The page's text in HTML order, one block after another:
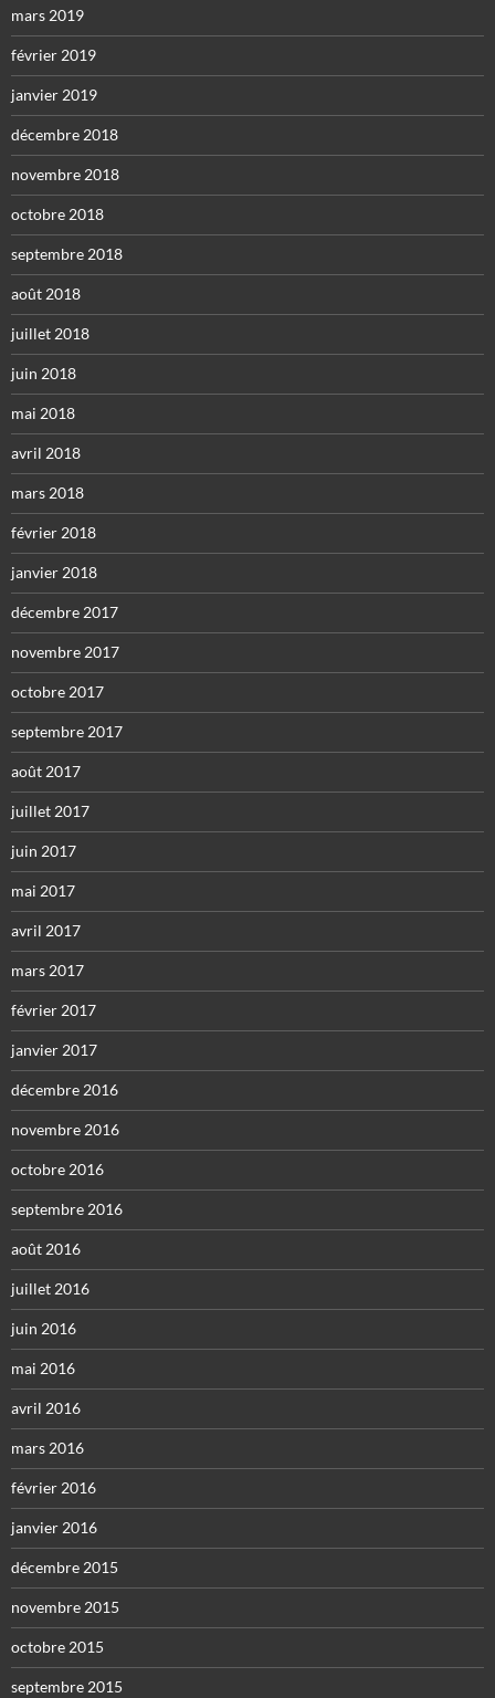
mars 2019
février 2019
janvier 2019
décembre 2018
novembre 2018
octobre 2018
septembre 2018
août 2018
juillet 2018
juin 2018
mai 2018
avril 2018
mars 2018
février 2018
janvier 2018
décembre 2017
novembre 2017
octobre 2017
septembre 2017
août 2017
juillet 2017
juin 2017
mai 2017
avril 2017
mars 2017
février 2017
janvier 2017
décembre 2016
novembre 2016
octobre 2016
septembre 2016
août 2016
juillet 2016
juin 2016
mai 2016
avril 2016
mars 2016
février 2016
janvier 2016
décembre 2015
novembre 2015
octobre 2015
septembre 2015